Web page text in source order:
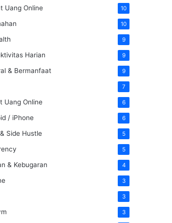
Uang Online 10
10
9
Harian 9
& Bermanfaat 9
7
Uang Online 6
/ iPhone 6
Side Hustle 5
5
& Kebugaran 4
3
3
3